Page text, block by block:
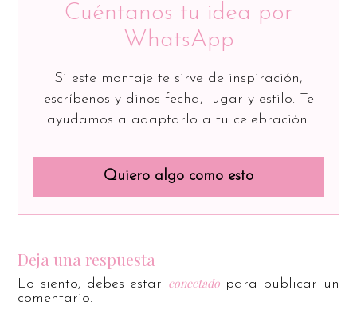
Cuéntanos tu idea por
WhatsApp
Si este montaje te sirve de inspiración,
escríbenos y dinos fecha, lugar y estilo. Te
ayudamos a adaptarlo a tu celebración.
Quiero algo como esto
Deja una respuesta
Lo siento, debes estar conectadopara publicar un
comentario.